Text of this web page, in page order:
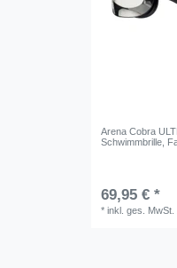
Arena Cobra
Schwimmbrille,
69,95 € *
*inkl. ges. MwSt.